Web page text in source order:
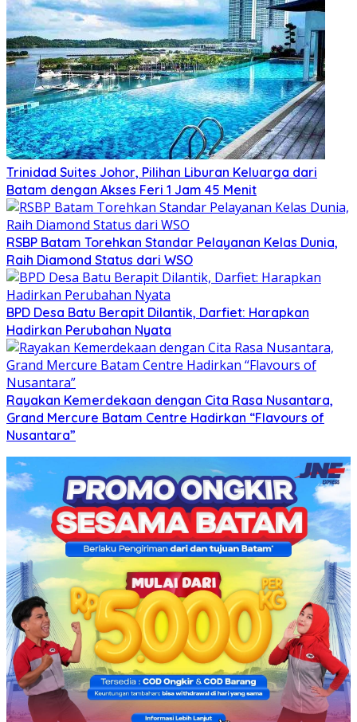
Trinidad Suites Johor, Pilihan Liburan Keluarga dari
Batam dengan Akses Feri 1 Jam 45 Menit
RSBP Batam Torehkan Standar Pelayanan Kelas Dunia,
Raih Diamond Status dari WSO
BPD Desa Batu Berapit Dilantik, Darfiet: Harapkan
Hadirkan Perubahan Nyata
Rayakan Kemerdekaan dengan Cita Rasa Nusantara,
Grand Mercure Batam Centre Hadirkan “Flavours of
Nusantara”